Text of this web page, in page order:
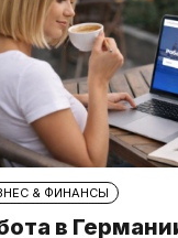
& ФИНАНСЫ
в